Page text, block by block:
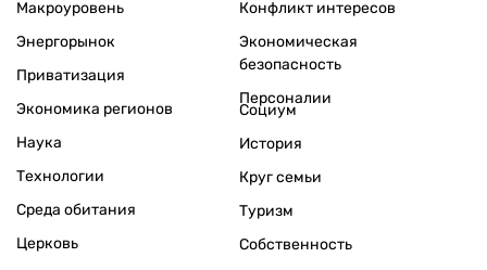
Макроуровень
Энергорынок
Приватизация
Экономика регионов
Конфликт интересов
Экономическая
безопасность
Персоналии
Наука
Технологии
Среда обитания
Церковь
Социум
История
Круг семьи
Туризм
Собственность